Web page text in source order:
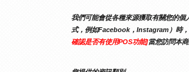
我們可能會從各種來源獲取有關您的
式，例如Facebook，Instagram）時
確認是否有使用POS功能]當您訪問本